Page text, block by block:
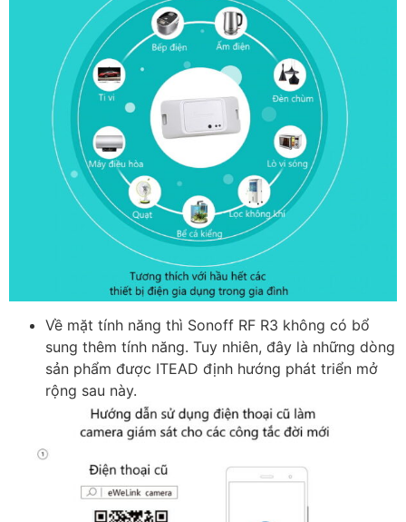
Về mặt tính năng thì Sonoff RF R3 không có bổ
sung thêm tính năng. Tuy nhiên, đây là những dòng
sản phẩm được ITEAD định hướng phát triển mở
rộng sau này.